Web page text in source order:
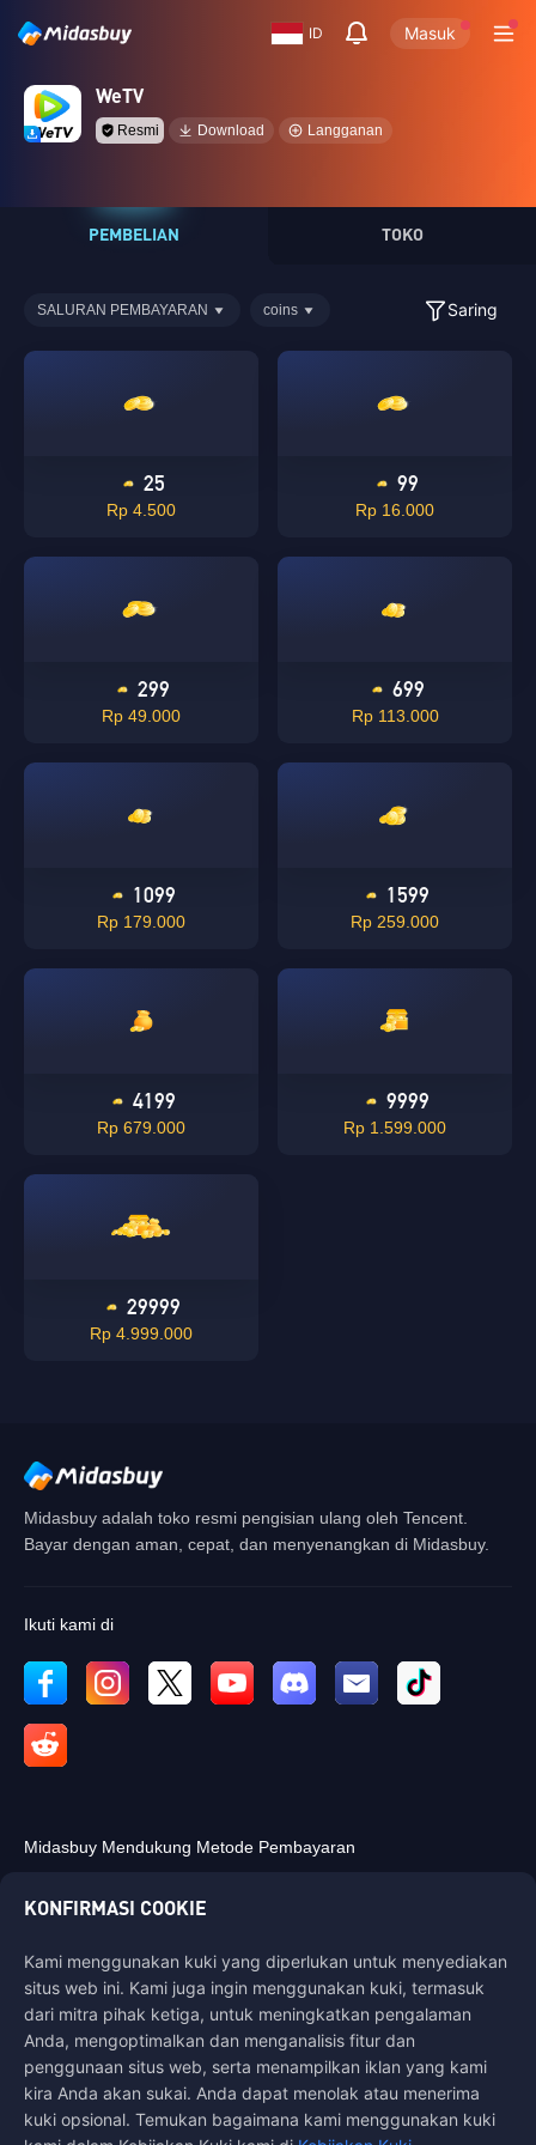
ID Masuk
WeTV
Resmi Download Langganan
PEMBELIAN TOKO
SALURAN PEMBAYARAN coins Saring
25
Rp 4.500
99
Rp 16.000
299
Rp 49.000
699
Rp 113.000
1099
Rp 179.000
1599
Rp 259.000
4199
Rp 679.000
9999
Rp 1.599.000
29999
Rp 4.999.000
Midasbuy adalah toko resmi pengisian ulang oleh Tencent.
Bayar dengan aman, cepat, dan menyenangkan di Midasbuy.
Ikuti kami di
Midasbuy Mendukung Metode Pembayaran
Hubungi kami
Jika Anda membutuhkan bantuan, silakan hubungi kami dengan
mengklik "Layanan Pelanggan" untuk menghubungi kami.
Pelayanan pelanggan
KONFIRMASI COOKIE
Kami menggunakan kuki yang diperlukan untuk menyediakan
situs web ini. Kami juga ingin menggunakan kuki, termasuk
dari mitra pihak ketiga, untuk meningkatkan pengalaman
Anda, mengoptimalkan dan menganalisis fitur dan
penggunaan situs web, serta menampilkan iklan yang kami
kira Anda akan sukai. Anda dapat menolak atau menerima
kuki opsional. Temukan bagaimana kami menggunakan kuki